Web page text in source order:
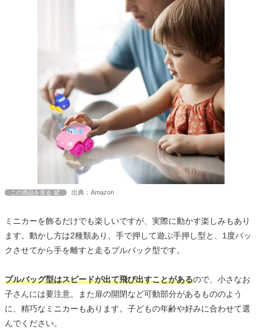
この商品を見る 出典：Amazon
ミニカーを飾るだけでも楽しいですが、実際に動かす楽しみもあり
ます。動かし方は2種類あり、手で押して遊ぶ手押し型と、1度バッ
クさせてから手を離すと走るプルバック型です。
プルバッグ型はスピードが出て飛び出すことがあるので、小さなお
子さんには要注意。また扉の開閉など可動部分があるもののよう
に、精巧なミニカーもあります。子どもの年齢や好みに合わせて選
んでください。